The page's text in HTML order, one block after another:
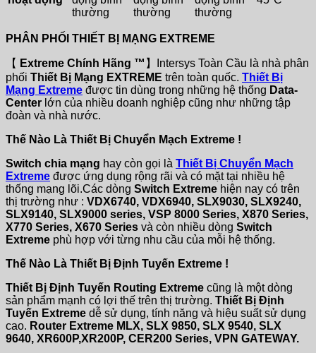
thường
thường
thường
PHÂN PHỐI THIẾT BỊ MẠNG EXTREME
【 Extreme Chính Hãng ™ 】Intersys Toàn Cầu là nhà phân
phối Thiết Bị Mạng EXTREME trên toàn quốc. Thiết Bị
Mạng Extreme được tin dùng trong những hệ thống Data-
Center lớn của nhiều doanh nghiệp cũng như những tập
đoàn và nhà nước.
Thế Nào Là Thiết Bị Chuyển Mạch Extreme !
Switch chia mạng hay còn gọi là Thiết Bị Chuyển Mạch
Extreme được ứng dụng rộng rãi và có mặt tại nhiều hệ
thống mạng lõi.Các dòng Switch Extreme hiện nay có trên
thị trường như : VDX6740, VDX6940, SLX9030, SLX9240,
SLX9140, SLX9000 series, VSP 8000 Series, X870 Series,
X770 Series, X670 Series và còn nhiều dòng Switch
Extreme phù hợp với từng nhu cầu của mỗi hệ thống.
Thế Nào Là Thiết Bị Định Tuyến Extreme !
Thiết Bị Định Tuyến Routing Extreme cũng là một dòng
sản phẩm mạnh có lợi thế trên thị trường. Thiết Bị Định
Tuyến Extreme dễ sử dụng, tính năng và hiệu suất sử dụng
cao. Router Extreme MLX, SLX 9850, SLX 9540, SLX
9640, XR600P,XR200P, CER200 Series, VPN GATEWAY.